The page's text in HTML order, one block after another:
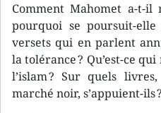
Comment Mahomet a-t-
pourquoi se poursuit-elle
versets qui en parlent
la tolérance ? Qu’est-ce
l’islam ? Sur quels
marché noir, s’appuient-ils ?